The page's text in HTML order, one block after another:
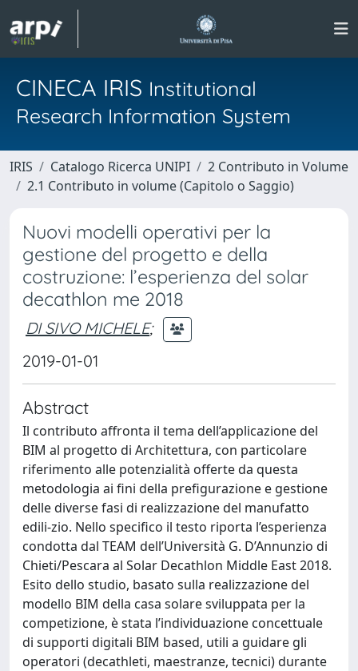
CINECA IRIS Institutional
Research Information System
IRIS Catalogo Ricerca UNIPI
2 Contributo in Volume
2.1 Contributo in volume (Capitolo o Saggio)
Nuovi modelli operativi per la
gestione del progetto e della
costruzione: l’esperienza del solar
decathlon me 2018
DI SIVO MICHELE;
2019-01-01
Abstract
Il contributo affronta il tema dell’applicazione del
BIM al progetto di Architettura, con particolare
riferimento alle potenzialità offerte da questa
metodologia ai fini della prefigurazione e gestione
delle diverse fasi di realizzazione del manufatto
edili-zio. Nello specifico il testo riporta l’esperienza
condotta dal TEAM dell’Università G. D’Annunzio di
Chieti/Pescara al Solar Decathlon Middle East 2018.
Esito dello studio, basato sulla realizzazione del
modello BIM della casa solare sviluppata per la
competizione, è stata l’individuazione concettuale
di supporti digitali BIM based, utili a guidare gli
operatori (decathleti, maestranze, tecnici) durante